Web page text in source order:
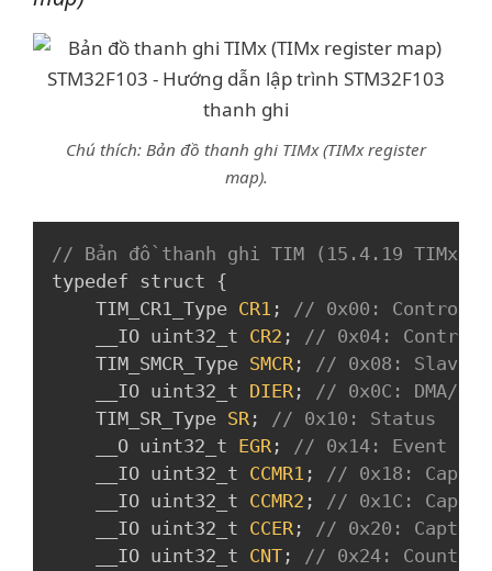
Chú thích: Bản đồ thanh ghi TIMx (TIMx register
map).
// Bản đồ thanh ghi TIM (15.4.19 TIMx
typedef struct {
    TIM_CR1_Type
CR1 ;
// 0x00: Control 1
    __IO uint32_t
CR2 ;
// 0x04: Control
    TIM_SMCR_Type
SMCR ;
// 0x08: Slave
    __IO uint32_t
DIER ;
// 0x0C: DMA/
    TIM_SR_Type
SR ;
// 0x10: Status
    __O uint32_t
EGR ;
// 0x14: Event
    __IO uint32_t
CCMR1 ;
// 0x18:
    __IO uint32_t
CCMR2 ;
// 0x1C:
    __IO uint32_t
CCER ;
// 0x20:
    __IO uint32_t
CNT ;
// 0x24: Counter